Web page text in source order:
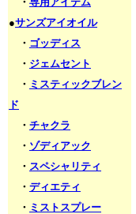
●サンズアイオイル
・ ゴッディス
・ ジェムセント
・ ミスティックブレン
ド
・ チャクラ
・ ゾディアック
・ スペシャリティ
・ ディエティ
・ ミストスプレー